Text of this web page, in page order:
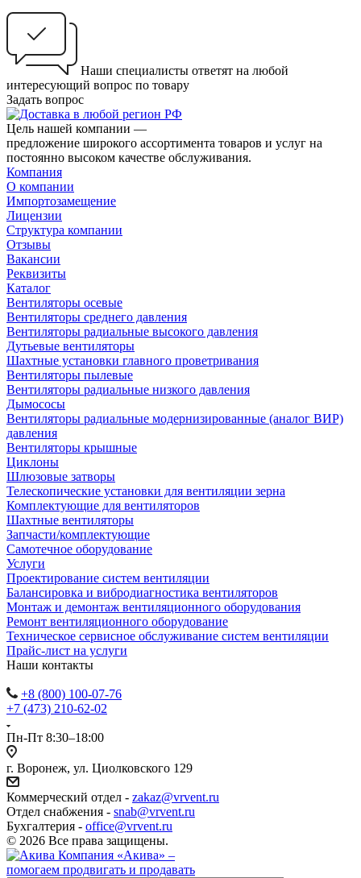
Наши специалисты ответят на любой
интересующий вопрос по товару
Задать вопрос
Цель нашей компании —
предложение широкого ассортимента товаров и услуг на
постоянно высоком качестве обслуживания.
Компания
О компании
Импортозамещение
Лицензии
Структура компании
Отзывы
Вакансии
Реквизиты
Каталог
Вентиляторы осевые
Вентиляторы среднего давления
Вентиляторы радиальные высокого давления
Дутьевые вентиляторы
Шахтные установки главного проветривания
Вентиляторы пылевые
Вентиляторы радиальные низкого давления
Дымососы
Вентиляторы радиальные модернизированные (аналог ВИР)
давления
Вентиляторы крышные
Циклоны
Шлюзовые затворы
Телескопические установки для вентиляции зерна
Комплектующие для вентиляторов
Шахтные вентиляторы
Запчасти/комплектующие
Самотечное оборудование
Услуги
Проектирование систем вентиляции
Балансировка и вибродиагностика вентиляторов
Монтаж и демонтаж вентиляционного оборудования
Ремонт вентиляционного оборудование
Техническое сервисное обслуживание систем вентиляции
Прайс-лист на услуги
Наши контакты
+8 (800) 100-07-76
+7 (473) 210-62-02
Пн-Пт 8:30–18:00
г. Воронеж, ул. Циолковского 129
Коммерческий отдел - zakaz@vrvent.ru
Отдел снабжения - snab@vrvent.ru
Бухгалтерия - office@vrvent.ru
© 2026 Все права защищены.
Компания «Акива» –
помогаем продвигать и продавать